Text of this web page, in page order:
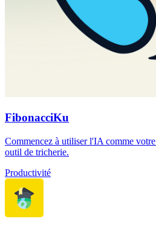
FibonacciKu
Commencez à utiliser l'IA comme
outil de tricherie.
Productivité